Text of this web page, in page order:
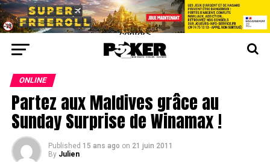
center>
ONLINE
Partez aux Maldives grâce au
Sunday Surprise de Winamax !
Published 15 ans ago on 21 juin 2011
By Julien